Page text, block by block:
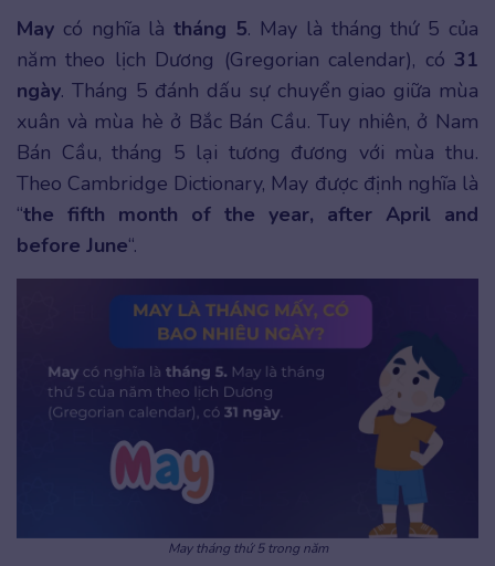
May có nghĩa là tháng 5. May là tháng thứ 5 của
năm theo lịch Dương (Gregorian calendar), có 31
ngày. Tháng 5 đánh dấu sự chuyển giao giữa mùa
xuân và mùa hè ở Bắc Bán Cầu. Tuy nhiên, ở Nam
Bán Cầu, tháng 5 lại tương đương với mùa thu.
Theo Cambridge Dictionary, May được định nghĩa là
“the fifth month of the year, after April and
before June“.
May tháng thứ 5 trong năm